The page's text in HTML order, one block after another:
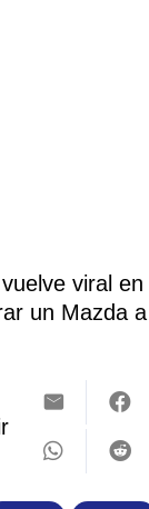
viral en
un Mazda